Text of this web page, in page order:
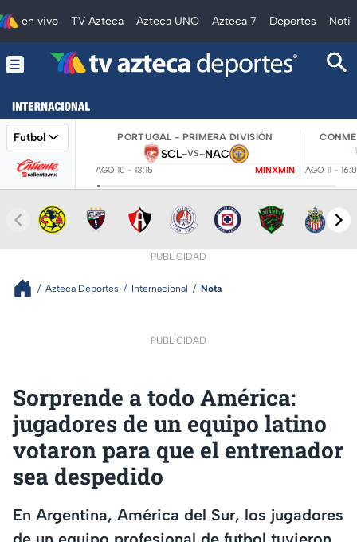
en vivo TV Azteca Azteca UNO Azteca 7 Deportes
Futbol PORTUGAL - PRIMERA DIVISIÓN
SCL-VS-NAC
AGO 10 - 13:15 MINXMIN AGO 11 -
PUBLICIDAD
Azteca Deportes Internacional Nota
PUBLICIDAD
Sorprende a todo América:
jugadores de un equipo latino
votaron para que el entrenador
sea despedido
En Argentina, América del Sur, los jugadores